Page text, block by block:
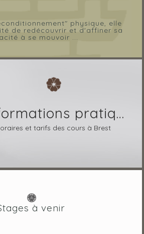
physique, elle
de redécouvrir et d'affiner sa
à se mouvoir ...
Informations pratiques
et tarifs des cours à Brest
à venir